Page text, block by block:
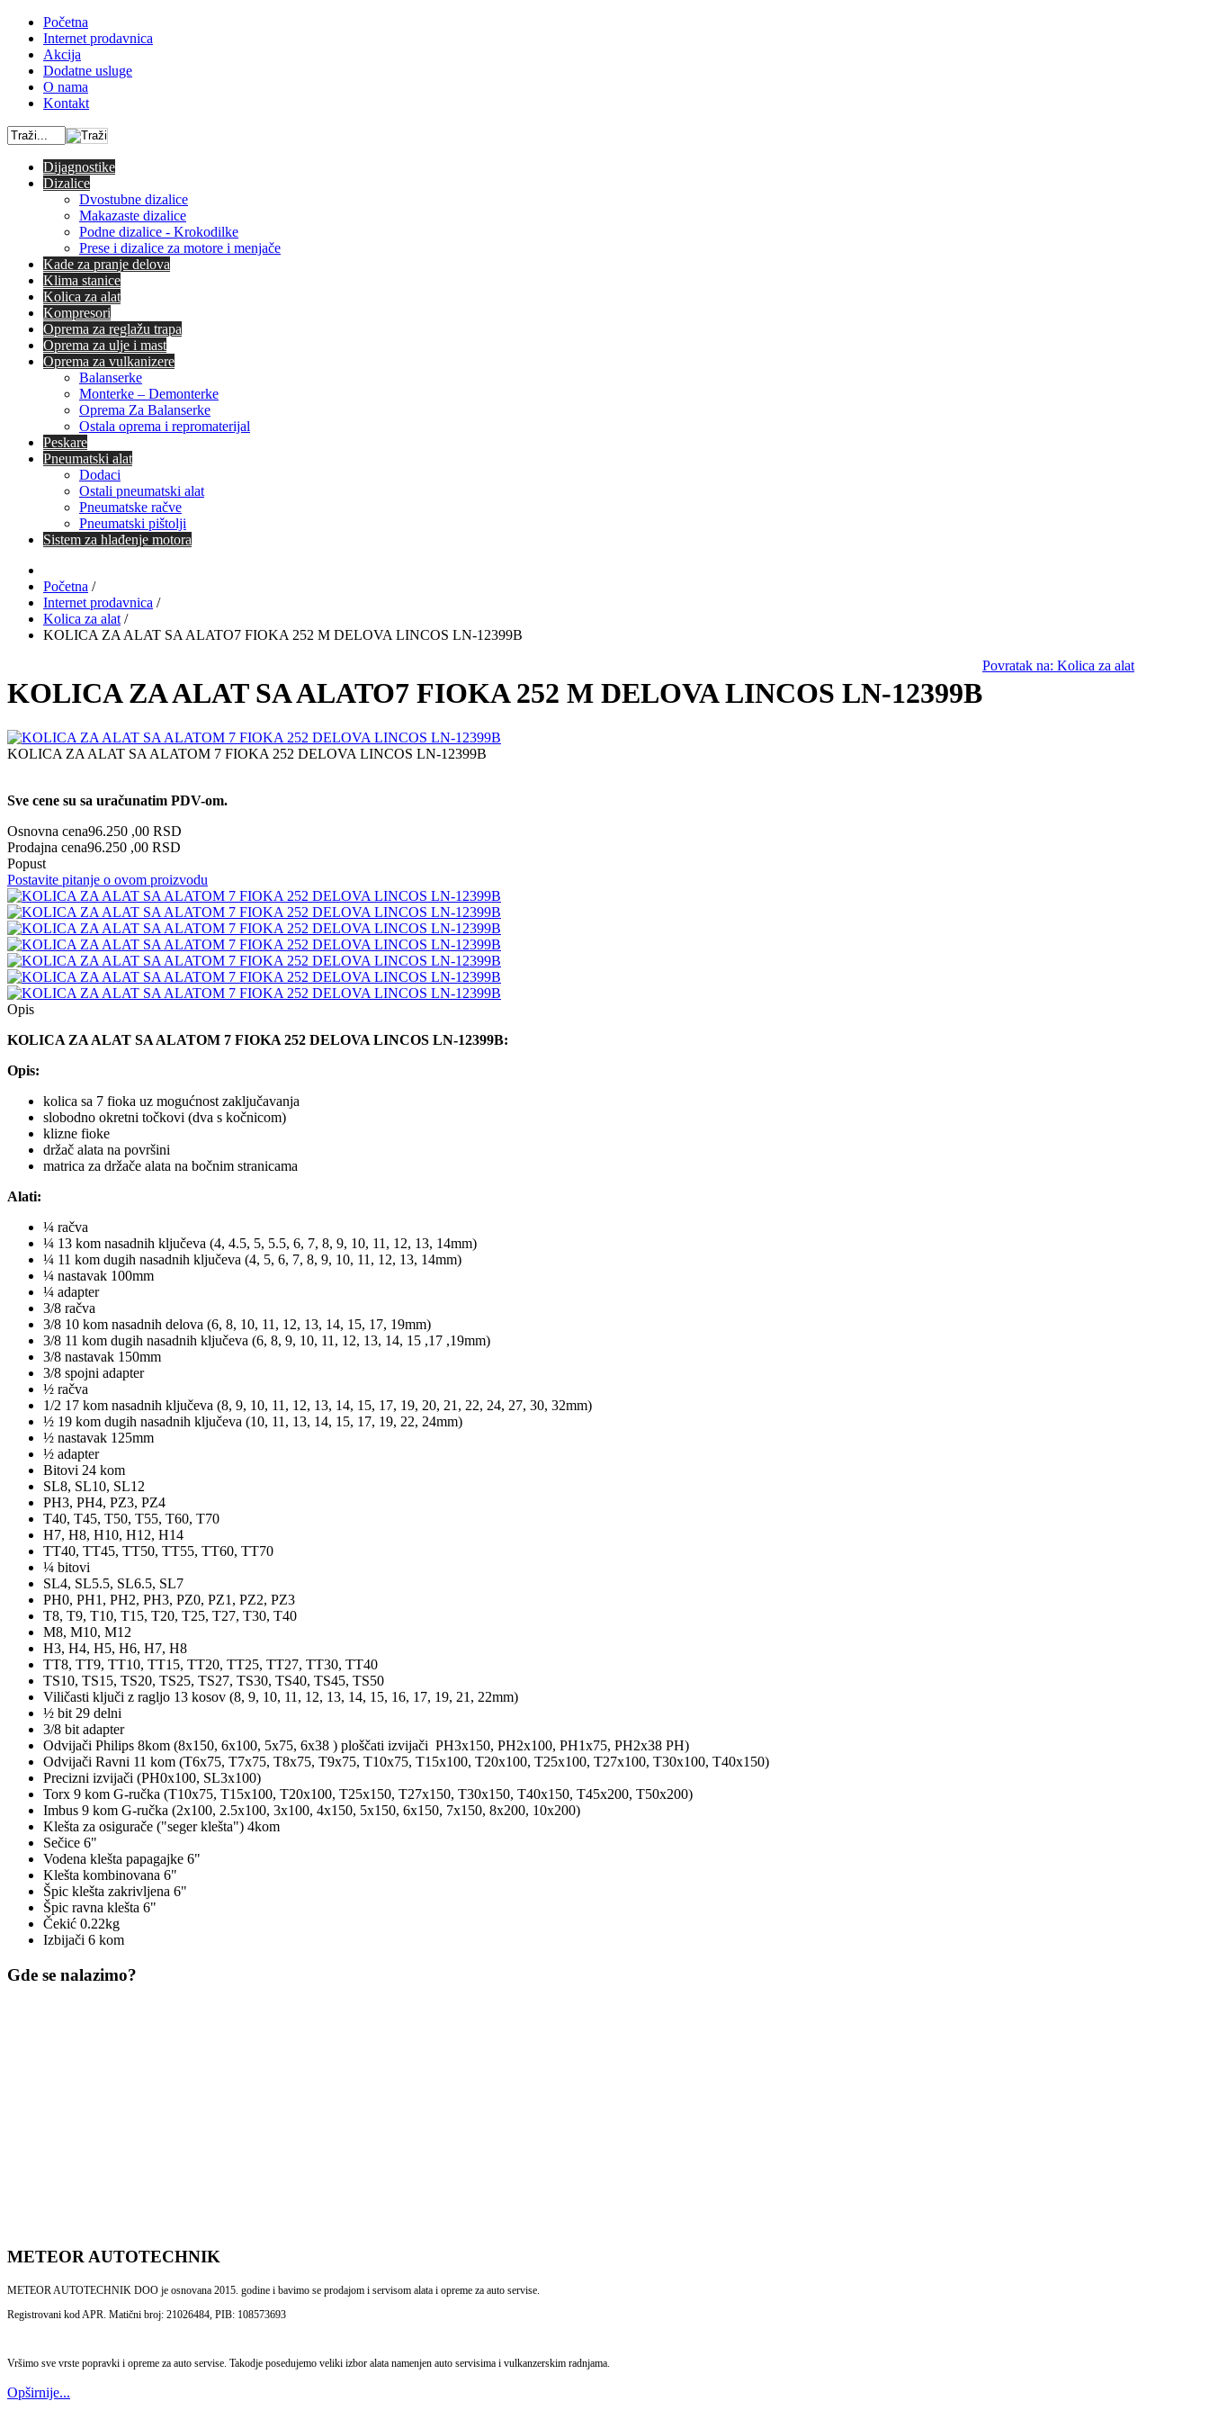
Početna
Internet prodavnica
Akcija
Dodatne usluge
O nama
Kontakt
Dijagnostike
Dizalice
Dvostubne dizalice
Makazaste dizalice
Podne dizalice - Krokodilke
Prese i dizalice za motore i menjače
Kade za pranje delova
Klima stanice
Kolica za alat
Kompresori
Oprema za reglažu trapa
Oprema za ulje i mast
Oprema za vulkanizere
Balanserke
Monterke – Demonterke
Oprema Za Balanserke
Ostala oprema i repromaterijal
Peskare
Pneumatski alat
Dodaci
Ostali pneumatski alat
Pneumatske račve
Pneumatski pištolji
Sistem za hlađenje motora
Početna /
Internet prodavnica /
Kolica za alat /
KOLICA ZA ALAT SA ALATO7 FIOKA 252 M DELOVA LINCOS LN-12399B
KOLICA ZA ALAT SA ALATO7 FIOKA 252 M DELOVA LINCOS LN-12399B
Povratak na: Kolica za alat
KOLICA ZA ALAT SA ALATOM 7 FIOKA 252 DELOVA LINCOS LN-12399B
Sve cene su sa uračunatim PDV-om.
Osnovna cena96.250 ,00 RSD
Prodajna cena96.250 ,00 RSD
Popust
Postavite pitanje o ovom proizvodu
Opis
KOLICA ZA ALAT SA ALATOM 7 FIOKA 252 DELOVA LINCOS LN-12399B:
Opis:
kolica sa 7 fioka uz mogućnost zaključavanja
slobodno okretni točkovi (dva s kočnicom)
klizne fioke
držač alata na površini
matrica za držače alata na bočnim stranicama
Alati:
¼ račva
¼ 13 kom nasadnih ključeva (4, 4.5, 5, 5.5, 6, 7, 8, 9, 10, 11, 12, 13, 14mm)
¼ 11 kom dugih nasadnih ključeva (4, 5, 6, 7, 8, 9, 10, 11, 12, 13, 14mm)
¼ nastavak 100mm
¼ adapter
3/8 račva
3/8 10 kom nasadnih delova (6, 8, 10, 11, 12, 13, 14, 15, 17, 19mm)
3/8 11 kom dugih nasadnih ključeva (6, 8, 9, 10, 11, 12, 13, 14, 15 ,17 ,19mm)
3/8 nastavak 150mm
3/8 spojni adapter
½ račva
1/2 17 kom nasadnih ključeva (8, 9, 10, 11, 12, 13, 14, 15, 17, 19, 20, 21, 22, 24, 27, 30, 32mm)
½ 19 kom dugih nasadnih ključeva (10, 11, 13, 14, 15, 17, 19, 22, 24mm)
½ nastavak 125mm
½ adapter
Bitovi 24 kom
SL8, SL10, SL12
PH3, PH4, PZ3, PZ4
T40, T45, T50, T55, T60, T70
H7, H8, H10, H12, H14
TT40, TT45, TT50, TT55, TT60, TT70
¼ bitovi
SL4, SL5.5, SL6.5, SL7
PH0, PH1, PH2, PH3, PZ0, PZ1, PZ2, PZ3
T8, T9, T10, T15, T20, T25, T27, T30, T40
M8, M10, M12
H3, H4, H5, H6, H7, H8
TT8, TT9, TT10, TT15, TT20, TT25, TT27, TT30, TT40
TS10, TS15, TS20, TS25, TS27, TS30, TS40, TS45, TS50
Viličasti ključi z ragljo 13 kosov (8, 9, 10, 11, 12, 13, 14, 15, 16, 17, 19, 21, 22mm)
½ bit 29 delni
3/8 bit adapter
Odvijači Philips 8kom (8x150, 6x100, 5x75, 6x38 ) ploščati izvijači PH3x150, PH2x100, PH1x75, PH2x38 PH)
Odvijači Ravni 11 kom (T6x75, T7x75, T8x75, T9x75, T10x75, T15x100, T20x100, T25x100, T27x100, T30x100, T40x150)
Precizni izvijači (PH0x100, SL3x100)
Torx 9 kom G-ručka (T10x75, T15x100, T20x100, T25x150, T27x150, T30x150, T40x150, T45x200, T50x200)
Imbus 9 kom G-ručka (2x100, 2.5x100, 3x100, 4x150, 5x150, 6x150, 7x150, 8x200, 10x200)
Klešta za osigurače ("seger klešta") 4kom
Sečice 6"
Vodena klešta papagajke 6"
Klešta kombinovana 6"
Špic klešta zakrivljena 6"
Špic ravna klešta 6"
Čekić 0.22kg
Izbijači 6 kom
Gde se nalazimo?
METEOR AUTOTECHNIK
METEOR AUTOTECHNIK DOO je osnovana 2015. godine i bavimo se prodajom i servisom alata i opreme za auto servise.
Registrovani kod APR. Matični broj: 21026484, PIB: 108573693
Vršimo sve vrste popravki i opreme za auto servise. Takodje posedujemo veliki izbor alata namenjen auto servisima i vulkanzerskim radnjama.
Opširnije...